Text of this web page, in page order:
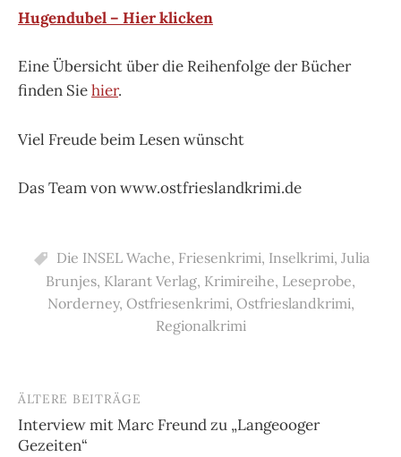
Hugendubel – Hier klicken
Eine Übersicht über die Reihenfolge der Bücher
finden Siehier.
Viel Freude beim Lesen wünscht
Das Team von www.ostfrieslandkrimi.de
Die INSEL Wache, Friesenkrimi, Inselkrimi, Julia
Brunjes, Klarant Verlag, Krimireihe, Leseprobe,
Norderney, Ostfriesenkrimi, Ostfrieslandkrimi,
Regionalkrimi
Beitragsnavigation
ÄLTERE BEITRÄGE
Interview mit Marc Freund zu „Langeooger
Gezeiten“